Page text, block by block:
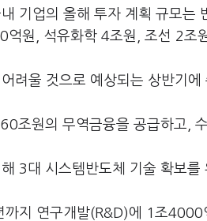
기업의 올해 투자 계획 규모
원, 석유화학 4조원, 조선 2조
려울 것으로 예상되는 상반기
조원의 무역금융을 공급하고,
3대 시스템반도체 기술 확보
지 연구개발(R&D)에 1조4000